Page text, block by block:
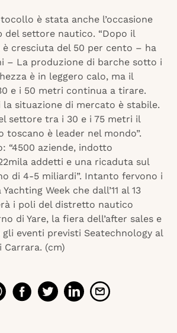
è stata anche l’occasione
del settore nautico. “Dopo il
è cresciuta del 50 per cento – ha
– La produzione di barche sotto i
è in leggero calo, ma il
e i 50 metri continua a tirare.
la situazione di mercato è stabile.
settore tra i 30 e i 75 metri il
è leader nel mondo”.
“4500 aziende, indotto
addetti e una ricaduta sul
di 4-5 miliardi”. Intanto fervono i
Week che dall’11 al 13
i poli del distretto nautico
di Yare, la fiera dell’after sales e
eventi previsti Seatechnology al
(cm)